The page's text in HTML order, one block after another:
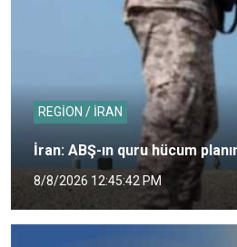
REGİON / İRAN
İran: ABŞ-ın quru hücum
8/8/2026 12:45:42 PM